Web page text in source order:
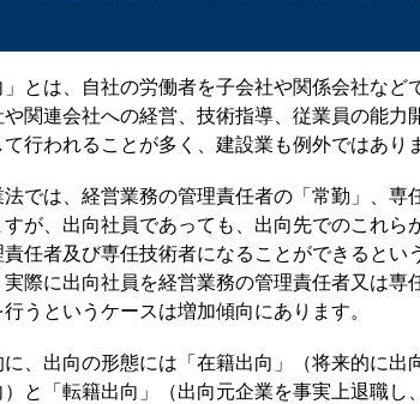
」とは、自社の労働者を子会社や関係会社など
や関連会社への経営、技術指導、従業員の能力
て行われることが多く、建設業も例外ではあり
法では、経営業務の管理責任者の「常勤」、専
すが、出向社員であっても、出向先でのこれら
責任者及び専任技術者になることができるとい
実際に出向社員を経営業務の管理責任者又は専
行うというケースは増加傾向にあります。
に、出向の形態には「在籍出向」（将来的に出
）と「転籍出向」（出向元企業を事実上退職し